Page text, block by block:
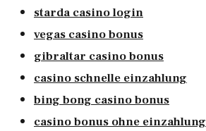
starda casino login
vegas casino bonus
gibraltar casino bonus
casino schnelle einzahlung
bing bong casino bonus
casino bonus ohne einzahlung